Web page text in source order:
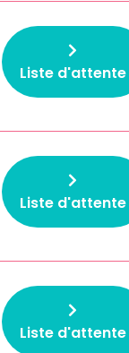
Liste d'attente
Liste d'attente
Liste d'attente